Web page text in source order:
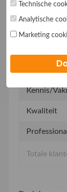
Afspraken
Snelheid/
Kennis/
Kwaliteit
Totale
marketing cookies
toestemming voor
op ieder moment
Technische
Analytische
Marketing